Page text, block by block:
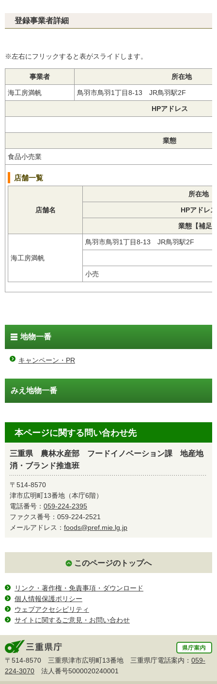
登録事業者詳細
※左右にフリックすると表がスライドします。
事業者 所在地
海工房満帆 鳥羽市鳥羽1丁目8-13 JR鳥羽駅2F
HPアドレス
業態
食品小売業
店舗一覧
店舗名
所在地
HPアドレス
業態【補足
海工房満帆
鳥羽市鳥羽1丁目8-13 JR鳥羽駅2F
小売
地物一番
キャンペーン・PR
みえ地物一番
本ページに関する問い合わせ先
三重県 農林水産部 フードイノベーション課 地産地
消・ブランド推進班
〒514-8570
津市広明町13番地（本庁6階）
電話番号： 059-224-2395
ファクス番号：059-224-2521
メールアドレス： foods@pref.mie.lg.jp
このページのトップへ
リンク・著作権・免責事項・ダウンロード
個人情報保護ポリシー
ウェブアクセシビリティ
サイトに関するご意見・お問い合わせ
〒514-8570 三重県津市広明町13番地 三重県庁電話案内： 059-
224-3070 法人番号5000020240001